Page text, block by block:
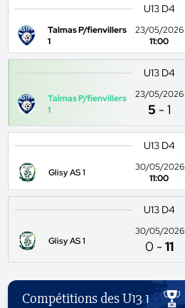
U13 D4
Talmas P/fienvillers
1
23/05/2026
11:00
U13 D4
Talmas P/fienvillers
1
23/05/2026
5 -1
U13 D4
Glisy AS 1
30/05/2026
11:00
U13 D4
Glisy AS 1
30/05/2026
0 -11
Compétitions des U13 1